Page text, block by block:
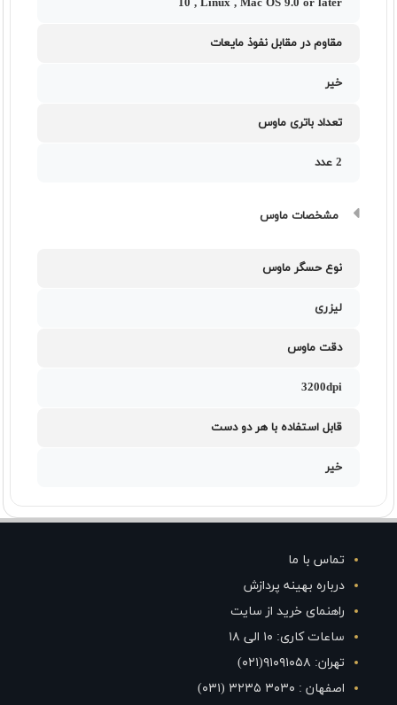
10 , Linux , Mac OS 9.0 or later
مقاوم در مقابل نفوذ مایعات
خیر
تعداد باتری ماوس
2 عدد
مشخصات ماوس
نوع حسگر ماوس
لیزری
دقت ماوس
3200dpi
قابل استفاده با هر دو دست
خیر
تماس با ما
درباره بهینه پردازش
راهنمای خرید از سایت
ساعات کاری: ۱۰ الی ۱۸
تهران: ۹۱۰۹۱۰۵۸(۰۲۱)
اصفهان : ۳۰۳۰ ۳۲۳۵ (۰۳۱)